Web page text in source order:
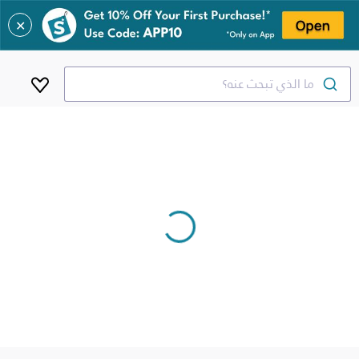
✕
ما الذي تبحث عنه؟